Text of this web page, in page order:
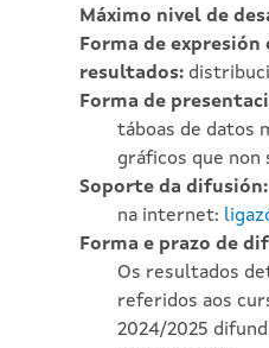
Máximo nivel de
Forma de expresión
resultados:
Forma de
táboas de datos
gráficos que non
Soporte da difusión:
na internet:
Forma e prazo de
Os resultados
referidos aos
2024/2025